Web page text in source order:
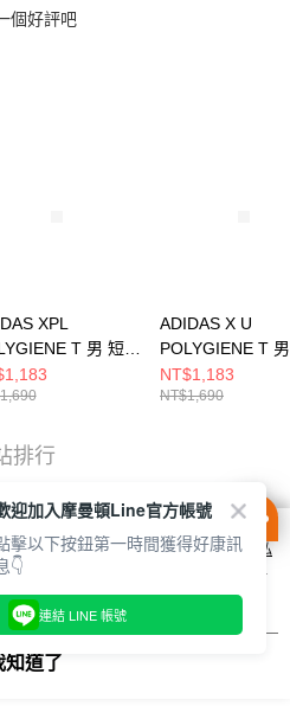
個好評吧
XPL
T 男 短袖
JI8318
ADIDAS X U
POLYGIENE T
袖上衣 KA5149
NT$1,183
NT$1,690
排行
站使用 cookie 方式之詳情，及若您不希
腦的 cookie 設定，請參閱本網站「
隱私
本網站即表示您同意本公司得按本網站使
知道了
迎加入摩曼頓Line官方帳號
擊以下按鈕第一時間獲得好康訊
👇
連結 LINE 帳號